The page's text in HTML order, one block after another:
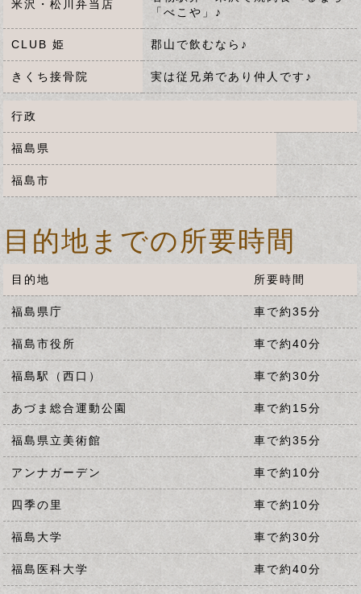
米沢・松川弁当店
「べこや」♪
CLUB 姫 郡山で飲むなら♪
きくち接骨院 実は従兄弟であり仲人です♪
行政
福島県
福島市
目的地までの所要時間
目的地 所要時間
福島県庁 車で約35分
福島市役所 車で約40分
福島駅（西口） 車で約30分
あづま総合運動公園 車で約15分
福島県立美術館 車で約35分
アンナガーデン 車で約10分
四季の里 車で約10分
福島大学 車で約30分
福島医科大学 車で約40分